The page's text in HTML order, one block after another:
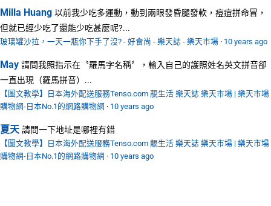
Milla Huang 以前我少吃多運動，動到兩眼發昏腿發軟，痘痘拼命冒，
但就已經少吃了還能少吃甚麼呢?...
玻璃罐沙拉，一天一瓶你下手了沒? - 好食尚 - 樂天誌 - 樂天市場 · 10 years ago
May 請問我照指示在〝羅馬字名稱〞，輸入自己的護照姓名英文拼音卻
一直出現（羅馬拼音）...
【圖文教學】日本海外配送服務Tenso.com 靚生活 樂天誌 樂天市場 | 樂天市場
購物網-日本No.1的網路購物網 · 10 years ago
夏天 請問一下地址是哪裡有錯
【圖文教學】日本海外配送服務Tenso.com 靚生活 樂天誌 樂天市場 | 樂天市場
購物網-日本No.1的網路購物網 · 10 years ago